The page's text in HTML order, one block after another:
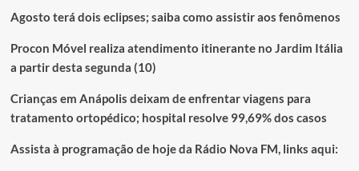
Agosto terá dois eclipses; saiba como assistir aos fenômenos
Procon Móvel realiza atendimento itinerante no Jardim Itália
a partir desta segunda (10)
Crianças em Anápolis deixam de enfrentar viagens para
tratamento ortopédico; hospital resolve 99,69% dos casos
Assista à programação de hoje da Rádio Nova FM, links aqui: